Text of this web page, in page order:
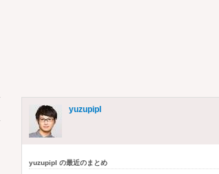
yuzupipl
yuzupipl の最近のまとめ